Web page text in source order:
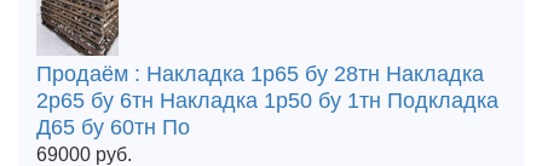
Продаём : Накладка 1р65 бу 28тн Накладка
2р65 бу 6тн Накладка 1р50 бу 1тн Подкладка
Д65 бу 60тн По
69000 руб.